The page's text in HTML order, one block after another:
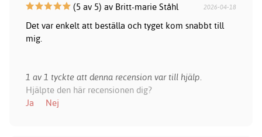
(5 av 5) av Britt-marie Ståhl 2026-04-18
Det var enkelt att beställa och tyget kom snabbt till
mig.
1 av 1 tyckte att denna recension var till hjälp.
Hjälpte den här recensionen dig?
Ja
Nej